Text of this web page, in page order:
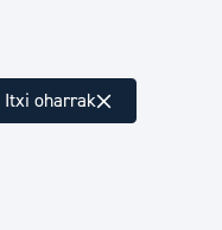
Itxi oharrak